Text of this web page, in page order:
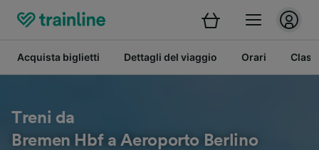
Acquista biglietti Dettagli del viaggio Orari
Treni da
Bremen Hbf a Aeroporto Berlino